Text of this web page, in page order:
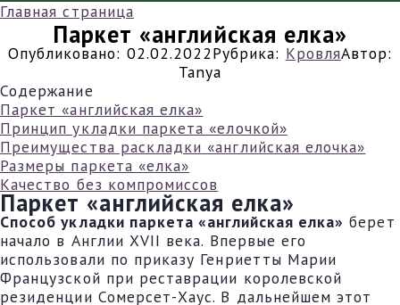
Главная страница
Паркет «английская елка»
Опубликовано: 02.02.2022Рубрика: КровляАвтор:
Tanya
Содержание
Паркет «английская елка»
Принцип укладки паркета «елочкой»
Преимущества раскладки «английская елочка»
Размеры паркета «елка»
Качество без компромиссов
Паркет «английская елка»
Способ укладки паркета «английская елка» берет
начало в Англии XVII века. Впервые его
использовали по приказу Генриетты Марии
Французской при реставрации королевской
резиденции Сомерсет-Хаус. В дальнейшем этот